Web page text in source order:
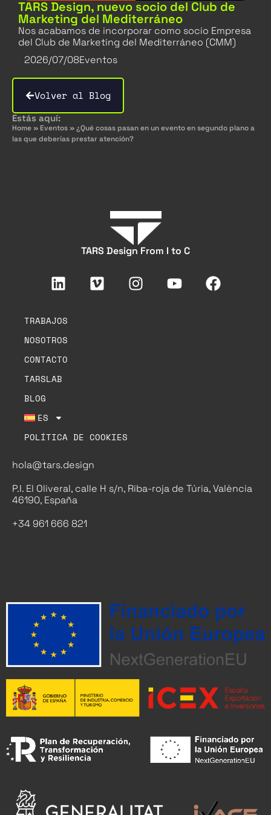
TARS Design, nuevo socio del Club de
Marketing del Mediterráneo
Nos acabamos de incorporar como socio Empresa
del Club de Marketing del Mediterráneo (CMM)
2026/07/08Eventos
Volver al Blog
Estás aquí:
Home » Eventos » ¿Qué cosas pasan en un evento en segundo plano a
las que deberías prestar atención?
TARS Design From I to C
TRABAJOS
NOSOTROS
CONTACTO
TARSLAB
BLOG
ES
POLÍTICA DE COOKIES
hola@tars.design
P.I. El Oliveral, calle H s/n, Riba-roja de Túria, València
46190, España
+34 961 666 821